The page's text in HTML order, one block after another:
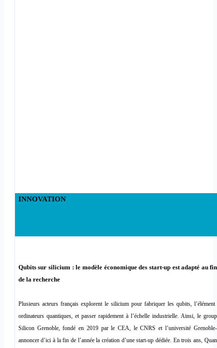
INNOVATION
Qubits sur silicium : le modèle économique des start-up est adapté au
de la recherche
Plusieurs acteurs français explorent le silicium pour fabriquer les qubits, l’élément
ordinateurs quantiques, et passer rapidement à l’échelle industrielle. Ainsi, le
Silicon Grenoble, fondé en 2019 par le CEA, le CNRS et l’université
annoncer d’ici à la fin de l’année la création d’une start-up dédiée. En trois ans,